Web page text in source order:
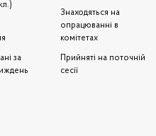
за
Знаходяться на
опрацюванні в
комітетах
Прийняті на поточній
сесії